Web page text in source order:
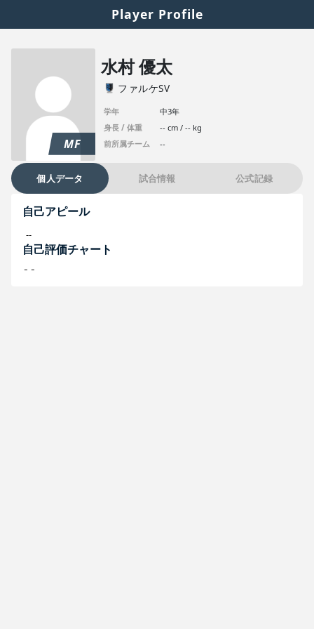
Player Profile
MF
水村 優太
ファルケSV
学年
中3年
身長 / 体重
-- cm / -- kg
前所属チーム
--
個人データ 試合情報 公式記録
自己アピール
--
自己評価チャート
--